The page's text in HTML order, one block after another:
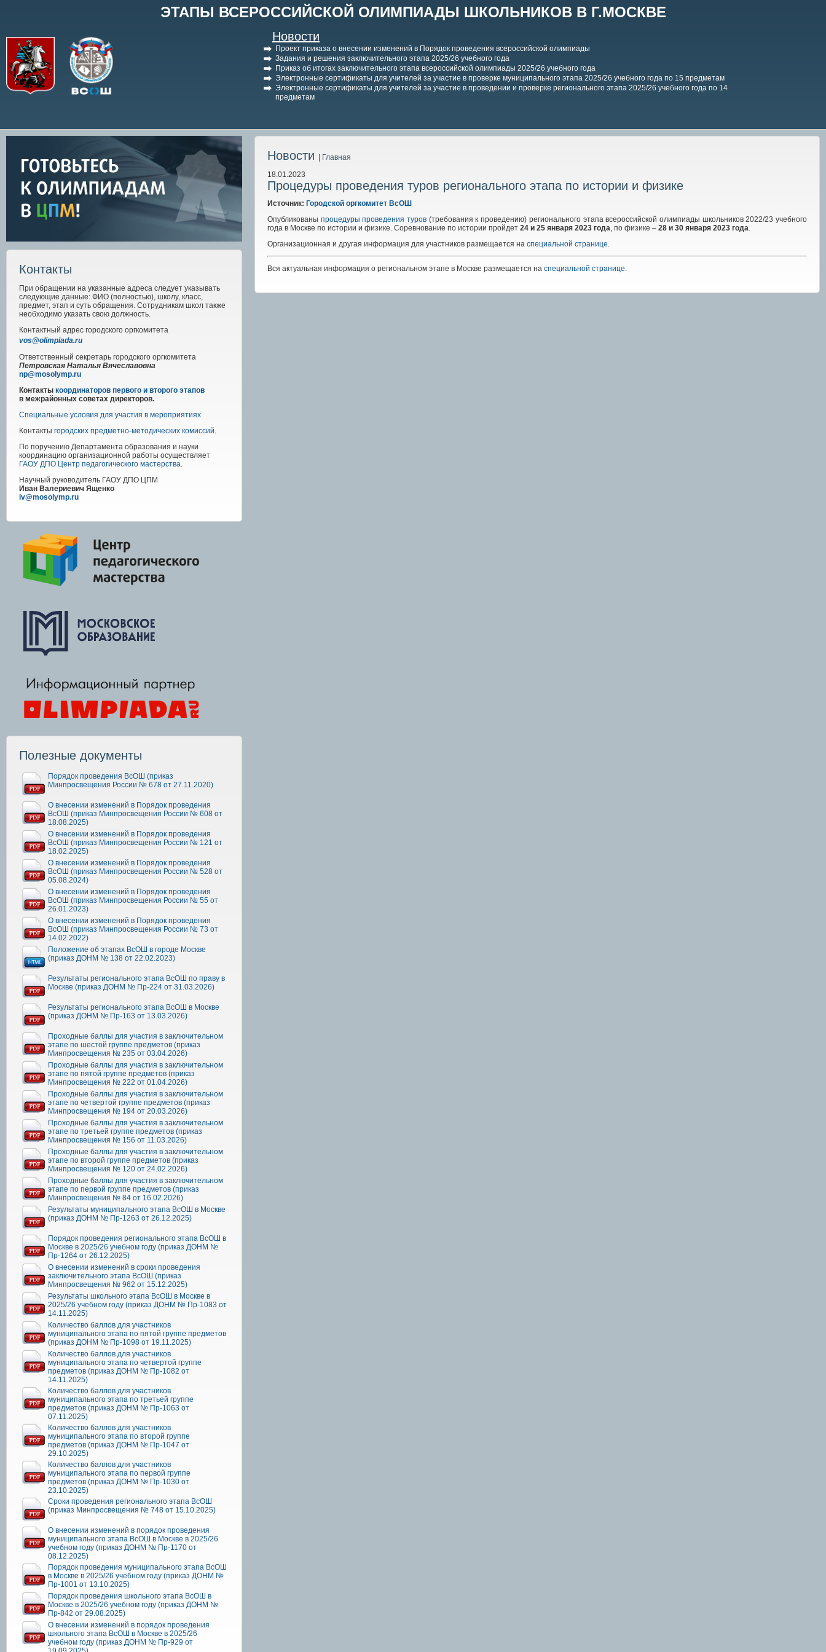
ЭТАПЫ ВСЕРОССИЙСКОЙ ОЛИМПИАДЫ ШКОЛЬНИКОВ В Г.МОСКВЕ
Новости
Проект приказа о внесении изменений в Порядок проведения всероссийской олимпиады
Задания и решения заключительного этапа 2025/26 учебного года
Приказ об итогах заключительного этапа всероссийской олимпиады 2025/26 учебного года
Электронные сертификаты для учителей за участие в проверке муниципального этапа 2025/26 учебного года по 15 предметам
Электронные сертификаты для учителей за участие в проведении и проверке регионального этапа 2025/26 учебного года по 14
предметам
Контакты
При обращении на указанные адреса следует указывать
следующие данные: ФИО (полностью), школу, класс,
предмет, этап и суть обращения. Сотрудникам школ также
необходимо указать свою должность.
Контактный адрес городского оргкомитета
vos@olimpiada.ru
Ответственный секретарь городского оргкомитета
Петровская Наталья Вячеславовна
np@mosolymp.ru
Контакты координаторов первого и второго этапов
в межрайонных советах директоров.
Специальные условия для участия в мероприятиях
Контакты городских предметно-методических комиссий.
По поручению Департамента образования и науки
координацию организационной работы осуществляет
ГАОУ ДПО Центр педагогического мастерства.
Научный руководитель ГАОУ ДПО ЦПМ
Иван Валериевич Ященко
iv@mosolymp.ru
Полезные документы
Порядок проведения ВсОШ (приказ
Минпросвещения России № 678 от 27.11.2020)
О внесении изменений в Порядок проведения
ВсОШ (приказ Минпросвещения России № 608 от
18.08.2025)
О внесении изменений в Порядок проведения
ВсОШ (приказ Минпросвещения России № 121 от
18.02.2025)
О внесении изменений в Порядок проведения
ВсОШ (приказ Минпросвещения России № 528 от
05.08.2024)
О внесении изменений в Порядок проведения
ВсОШ (приказ Минпросвещения России № 55 от
26.01.2023)
О внесении изменений в Порядок проведения
ВсОШ (приказ Минпросвещения России № 73 от
14.02.2022)
Положение об этапах ВсОШ в городе Москве
(приказ ДОНМ № 138 от 22.02.2023)
Результаты регионального этапа ВсОШ по праву в
Москве (приказ ДОНМ № Пр-224 от 31.03.2026)
Результаты регионального этапа ВсОШ в Москве
(приказ ДОНМ № Пр-163 от 13.03.2026)
Проходные баллы для участия в заключительном
этапе по шестой группе предметов (приказ
Минпросвещения № 235 от 03.04.2026)
Проходные баллы для участия в заключительном
этапе по пятой группе предметов (приказ
Минпросвещения № 222 от 01.04.2026)
Проходные баллы для участия в заключительном
этапе по четвертой группе предметов (приказ
Минпросвещения № 194 от 20.03.2026)
Проходные баллы для участия в заключительном
этапе по третьей группе предметов (приказ
Минпросвещения № 156 от 11.03.2026)
Проходные баллы для участия в заключительном
этапе по второй группе предметов (приказ
Минпросвещения № 120 от 24.02.2026)
Проходные баллы для участия в заключительном
этапе по первой группе предметов (приказ
Минпросвещения № 84 от 16.02.2026)
Результаты муниципального этапа ВсОШ в Москве
(приказ ДОНМ № Пр-1263 от 26.12.2025)
Порядок проведения регионального этапа ВсОШ в
Москве в 2025/26 учебном году (приказ ДОНМ №
Пр-1264 от 26.12.2025)
О внесении изменений в сроки проведения
заключительного этапа ВсОШ (приказ
Минпросвещения № 962 от 15.12.2025)
Результаты школьного этапа ВсОШ в Москве в
2025/26 учебном году (приказ ДОНМ № Пр-1083 от
14.11.2025)
Количество баллов для участников
муниципального этапа по пятой группе предметов
(приказ ДОНМ № Пр-1098 от 19.11.2025)
Количество баллов для участников
муниципального этапа по четвертой группе
предметов (приказ ДОНМ № Пр-1082 от
14.11.2025)
Количество баллов для участников
муниципального этапа по третьей группе
предметов (приказ ДОНМ № Пр-1063 от
07.11.2025)
Количество баллов для участников
муниципального этапа по второй группе
предметов (приказ ДОНМ № Пр-1047 от
29.10.2025)
Количество баллов для участников
муниципального этапа по первой группе
предметов (приказ ДОНМ № Пр-1030 от
23.10.2025)
Сроки проведения регионального этапа ВсОШ
(приказ Минпросвещения № 748 от 15.10.2025)
О внесении изменений в порядок проведения
муниципального этапа ВсОШ в Москве в 2025/26
учебном году (приказ ДОНМ № Пр-1170 от
08.12.2025)
Порядок проведения муниципального этапа ВсОШ
в Москве в 2025/26 учебном году (приказ ДОНМ №
Пр-1001 от 13.10.2025)
Порядок проведения школьного этапа ВсОШ в
Москве в 2025/26 учебном году (приказ ДОНМ №
Пр-842 от 29.08.2025)
О внесении изменений в порядок проведения
школьного этапа ВсОШ в Москве в 2025/26
учебном году (приказ ДОНМ № Пр-929 от
Новости
| Главная
18.01.2023
Процедуры проведения туров регионального этапа по истории и физике
Источник: Городской оргкомитет ВсОШ
Опубликованы процедуры проведения туров (требования к проведению) регионального этапа всероссийской олимпиады школьников 2022/23 учебного
года в Москве по истории и физике. Соревнование по истории пройдет 24 и 25 января 2023 года, по физике – 28 и 30 января 2023 года.
Организационная и другая информация для участников размещается на специальной странице.
Вся актуальная информация о региональном этапе в Москве размещается на специальной странице.